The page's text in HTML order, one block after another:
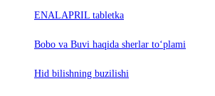
ENALAPRIL tabletka
Bobo va Buvi haqida sherlar to‘plami
Hid bilishning buzilishi